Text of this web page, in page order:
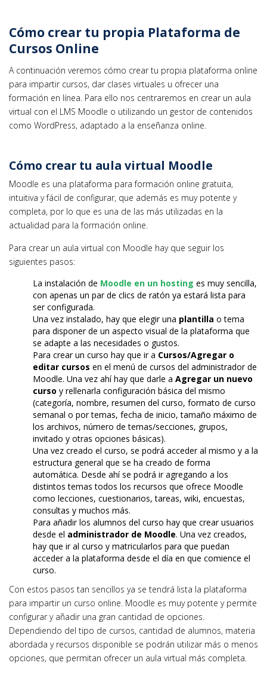
Cómo crear tu propia Plataforma de
Cursos Online
A continuación veremos cómo crear tu propia plataforma online
para impartir cursos, dar clases virtuales u ofrecer una
formación en línea. Para ello nos centraremos en crear un aula
virtual con el LMS Moodle o utilizando un gestor de contenidos
como WordPress, adaptado a la enseñanza online.
Cómo crear tu aula virtual Moodle
Moodle es una plataforma para formación online gratuita,
intuitiva y fácil de configurar, que además es muy potente y
completa, por lo que es una de las más utilizadas en la
actualidad para la formación online.
Para crear un aula virtual con Moodle hay que seguir los
siguientes pasos:
La instalación de Moodle en un hosting es muy sencilla,
con apenas un par de clics de ratón ya estará lista para
ser configurada.
Una vez instalado, hay que elegir una plantilla o tema
para disponer de un aspecto visual de la plataforma que
se adapte a las necesidades o gustos.
Para crear un curso hay que ir a Cursos/Agregar o
editar cursos en el menú de cursos del administrador de
Moodle. Una vez ahí hay que darle a Agregar un nuevo
curso y rellenarla configuración básica del mismo
(categoría, nombre, resumen del curso, formato de curso
semanal o por temas, fecha de inicio, tamaño máximo de
los archivos, número de temas/secciones, grupos,
invitado y otras opciones básicas).
Una vez creado el curso, se podrá acceder al mismo y a la
estructura general que se ha creado de forma
automática. Desde ahí se podrá ir agregando a los
distintos temas todos los recursos que ofrece Moodle
como lecciones, cuestionarios, tareas, wiki, encuestas,
consultas y muchos más.
Para añadir los alumnos del curso hay que crear usuarios
desde el administrador de Moodle. Una vez creados,
hay que ir al curso y matricularlos para que puedan
acceder a la plataforma desde el día en que comience el
curso.
Con estos pasos tan sencillos ya se tendrá lista la plataforma
para impartir un curso online. Moodle es muy potente y permite
configurar y añadir una gran cantidad de opciones.
Dependiendo del tipo de cursos, cantidad de alumnos, materia
abordada y recursos disponible se podrán utilizar más o menos
opciones, que permitan ofrecer un aula virtual más completa.